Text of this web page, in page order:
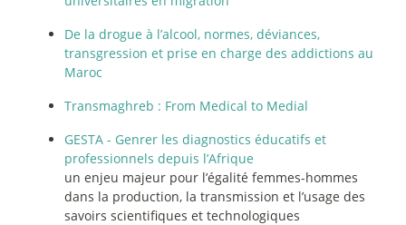
De la drogue à l’alcool, normes, déviances,
transgression et prise en charge des addictions au
Maroc
Transmaghreb : From Medical to Medial
GESTA - Genrer les diagnostics éducatifs et
professionnels depuis l’Afrique
un enjeu majeur pour l’égalité femmes-hommes
dans la production, la transmission et l’usage des
savoirs scientifiques et technologiques